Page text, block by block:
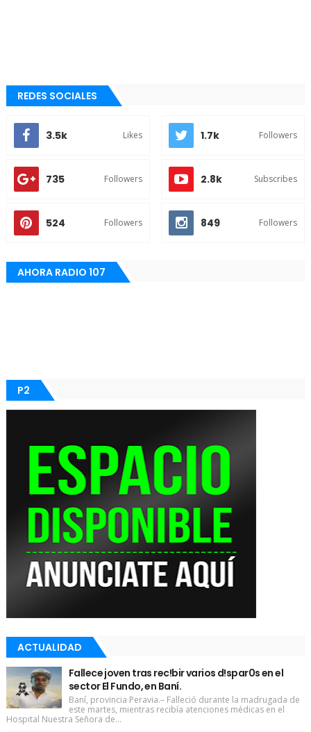
REDES SOCIALES
3.5k Likes 1.7k Followers
735 Followers 2.8k Subscribes
524 Followers 849 Followers
AHORA RADIO 107
P2
ACTUALIDAD
Fallece joven tras rec!bir varios d!spar0s en el
sector El Fundo, en Baní.
Baní, provincia Peravia.– Falleció durante la madrugada de
este martes, mientras recibía atenciones médicas en el
Hospital Nuestra Señora de...